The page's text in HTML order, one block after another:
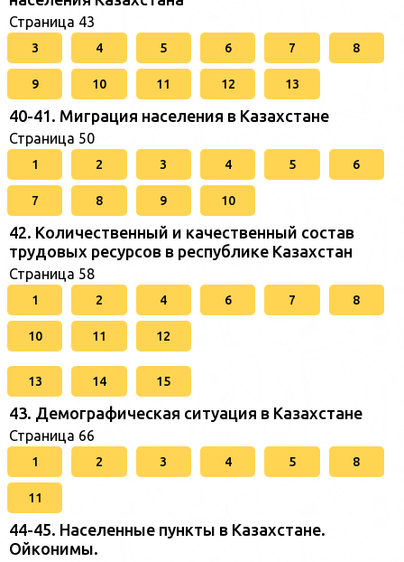
Страница 43
3 4 5 6 7 8
9 10 11 12 13
40-41. Миграция населения в Казахстане
Страница 50
1 2 3 4 5 6
7 8 9 10
42. Количественный и качественный состав
трудовых ресурсов в республике Казахстан
Страница 58
1 2 4 6 7 8
10 11 12
13 14 15
43. Демографическая ситуация в Казахстане
Страница 66
1 2 3 4 5 8
11
44-45. Населенные пункты в Казахстане.
Ойконимы.